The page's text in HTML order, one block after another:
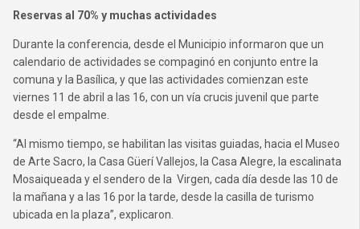
Reservas al 70% y muchas actividades
Durante la conferencia, desde el Municipio informaron que un
calendario de actividades se compaginó en conjunto entre la
comuna y la Basílica, y que las actividades comienzan este
viernes 11 de abril a las 16, con un vía crucis juvenil que parte
desde el empalme.
“Al mismo tiempo, se habilitan las visitas guiadas, hacia el Museo
de Arte Sacro, la Casa Güerí Vallejos, la Casa Alegre, la escalinata
Mosaiqueada y el sendero de la Virgen, cada día desde las 10 de
la mañana y a las 16 por la tarde, desde la casilla de turismo
ubicada en la plaza”, explicaron.